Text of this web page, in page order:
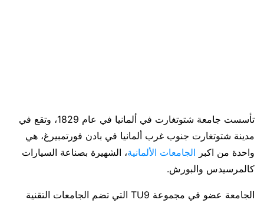
تأسست جامعة شتوتغارت في ألمانيا في عام 1829، وتقع في
مدينة شتوتغارت جنوب غرب ألمانيا في بادن فورتمبيرغ، هي
واحدة من اكبر الجامعات الألمانية، الشهيرة بصناعة السيارات
كالمرسيدس والبورش.
الجامعة عضو في مجموعة TU9 التي تضم الجامعات التقنية